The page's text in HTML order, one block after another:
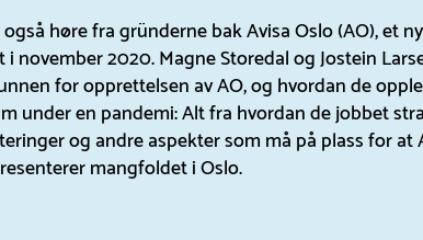
høre fra gründerne bak Avisa Oslo (AO), et
i november 2020. Magne Storedal og Jostein
for opprettelsen av AO, og hvordan de
under en pandemi: Alt fra hvordan de jobbet
og andre aspekter som må på plass for at
mangfoldet i Oslo.